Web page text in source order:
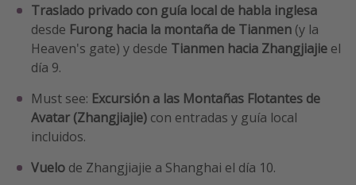
Traslado privado con guía local de habla inglesa
desde Furong hacia la montaña de Tianmen (y la
Heaven's gate) y desde Tianmen hacia Zhangjiajie el
día 9.
Must see: Excursión a las Montañas Flotantes de
Avatar (Zhangjiajie) con entradas y guía local
incluidos.
Vuelo de Zhangjiajie a Shanghai el día 10.